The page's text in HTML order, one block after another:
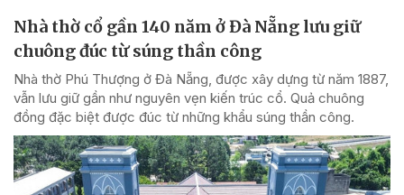
Nhà thờ cổ gần 140 năm ở Đà Nẵng lưu giữ
chuông đúc từ súng thần công
Nhà thờ Phú Thượng ở Đà Nẵng, được xây dựng từ năm 1887,
vẫn lưu giữ gần như nguyên vẹn kiến trúc cổ. Quả chuông
đồng đặc biệt được đúc từ những khẩu súng thần công.